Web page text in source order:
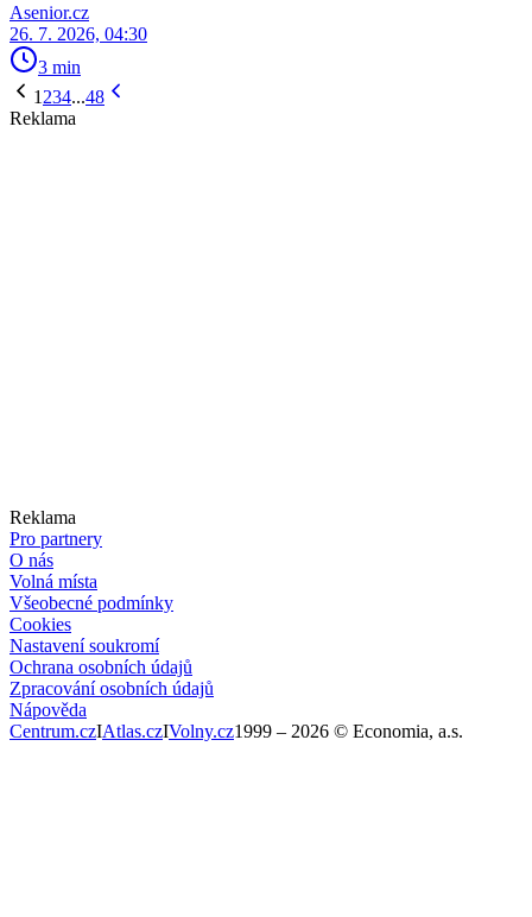
Asenior.cz
26. 7. 2026, 04:30
3 min
1 234...48
Reklama
Reklama
Pro partnery
O nás
Volná místa
Všeobecné podmínky
Cookies
Nastavení soukromí
Ochrana osobních údajů
Zpracování osobních údajů
Nápověda
Centrum.czIAtlas.czIVolny.cz1999 – 2026 © Economia, a.s.